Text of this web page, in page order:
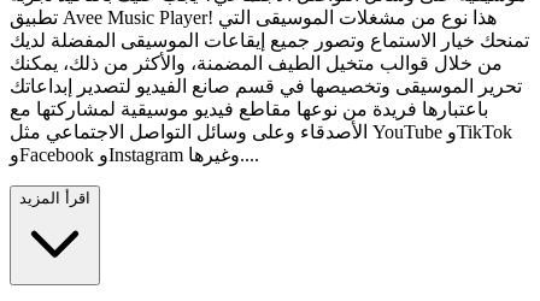
تطبيق Avee Music Player! هذا نوع من مشغلات الموسيقى التي
تمنحك خيار الاستماع وتصور جميع إيقاعات الموسيقى المفضلة لديك
من خلال قوالب متخيل الطيف المضمنة، والأكثر من ذلك، يمكنك
تحرير الموسيقى وتخصيصها في قسم صانع الفيديو لتصدير إبداعاتك
باعتبارها فريدة من نوعها مقاطع فيديو موسيقية لمشاركتها مع
الأصدقاء وعلى وسائل التواصل الاجتماعي مثل YouTube وTikTok
وFacebook وInstagram وغيرها....
اقرأ المزيد